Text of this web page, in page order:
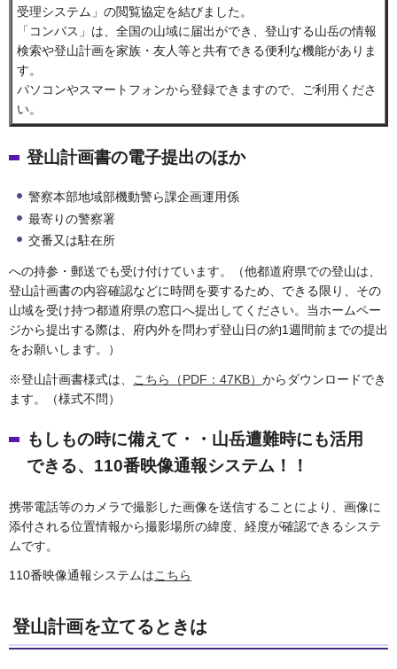
受理システム」の閲覧協定を結びました。
「コンパス」は、全国の山域に届出ができ、登山する山岳の情報
検索や登山計画を家族・友人等と共有できる便利な機能がありま
す。
パソコンやスマートフォンから登録できますので、ご利用くださ
い。
登山計画書の電子提出のほか
警察本部地域部機動警ら課企画運用係
最寄りの警察署
交番又は駐在所
への持参・郵送でも受け付けています。（他都道府県での登山は、
登山計画書の内容確認などに時間を要するため、できる限り、その
山域を受け持つ都道府県の窓口へ提出してください。当ホームペー
ジから提出する際は、府内外を問わず登山日の約1週間前までの提出
をお願いします。）
※登山計画書様式は、 こちら（PDF：47KB） からダウンロードでき
ます。（様式不問）
もしもの時に備えて・・ 山岳遭難時にも活用
できる、110番映像通報システム！！
携帯電話等のカメラで撮影した画像を送信することにより、画像に
添付される位置情報から撮影場所の緯度、経度が確認できるシステ
ムです。
110番映像通報システムはこちら
登山計画を立てるときは